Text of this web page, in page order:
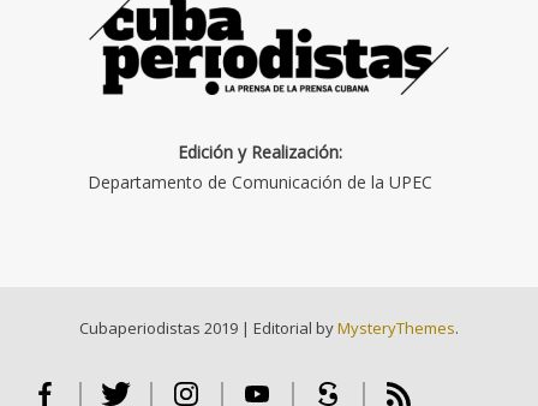
Edición y Realización:
Departamento de Comunicación de la UPEC
Cubaperiodistas 2019 | Editorial byMysteryThemes.